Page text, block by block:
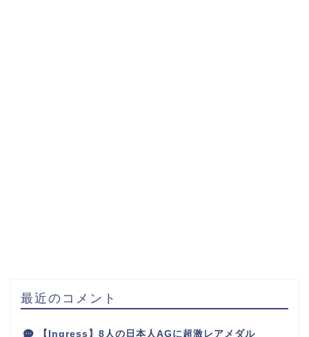
最近のコメント
【Ingress】8人の日本人AGに超激レアメダル